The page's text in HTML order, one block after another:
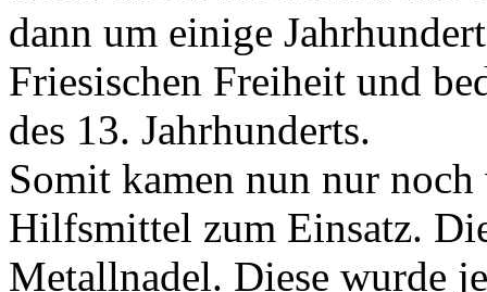
dann um einige
Friesischen Freiheit und
des 13. Jahrhunderts.
Somit kamen nun nur
Hilfsmittel zum Einsatz.
Metallnadel. Diese wurde